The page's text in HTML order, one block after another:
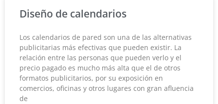
Diseño de calendarios
Los calendarios de pared son una de las alternativas
publicitarias más efectivas que pueden existir. La
relación entre las personas que pueden verlo y el
precio pagado es mucho más alta que el de otros
formatos publicitarios, por su exposición en
comercios, oficinas y otros lugares con gran afluencia
de